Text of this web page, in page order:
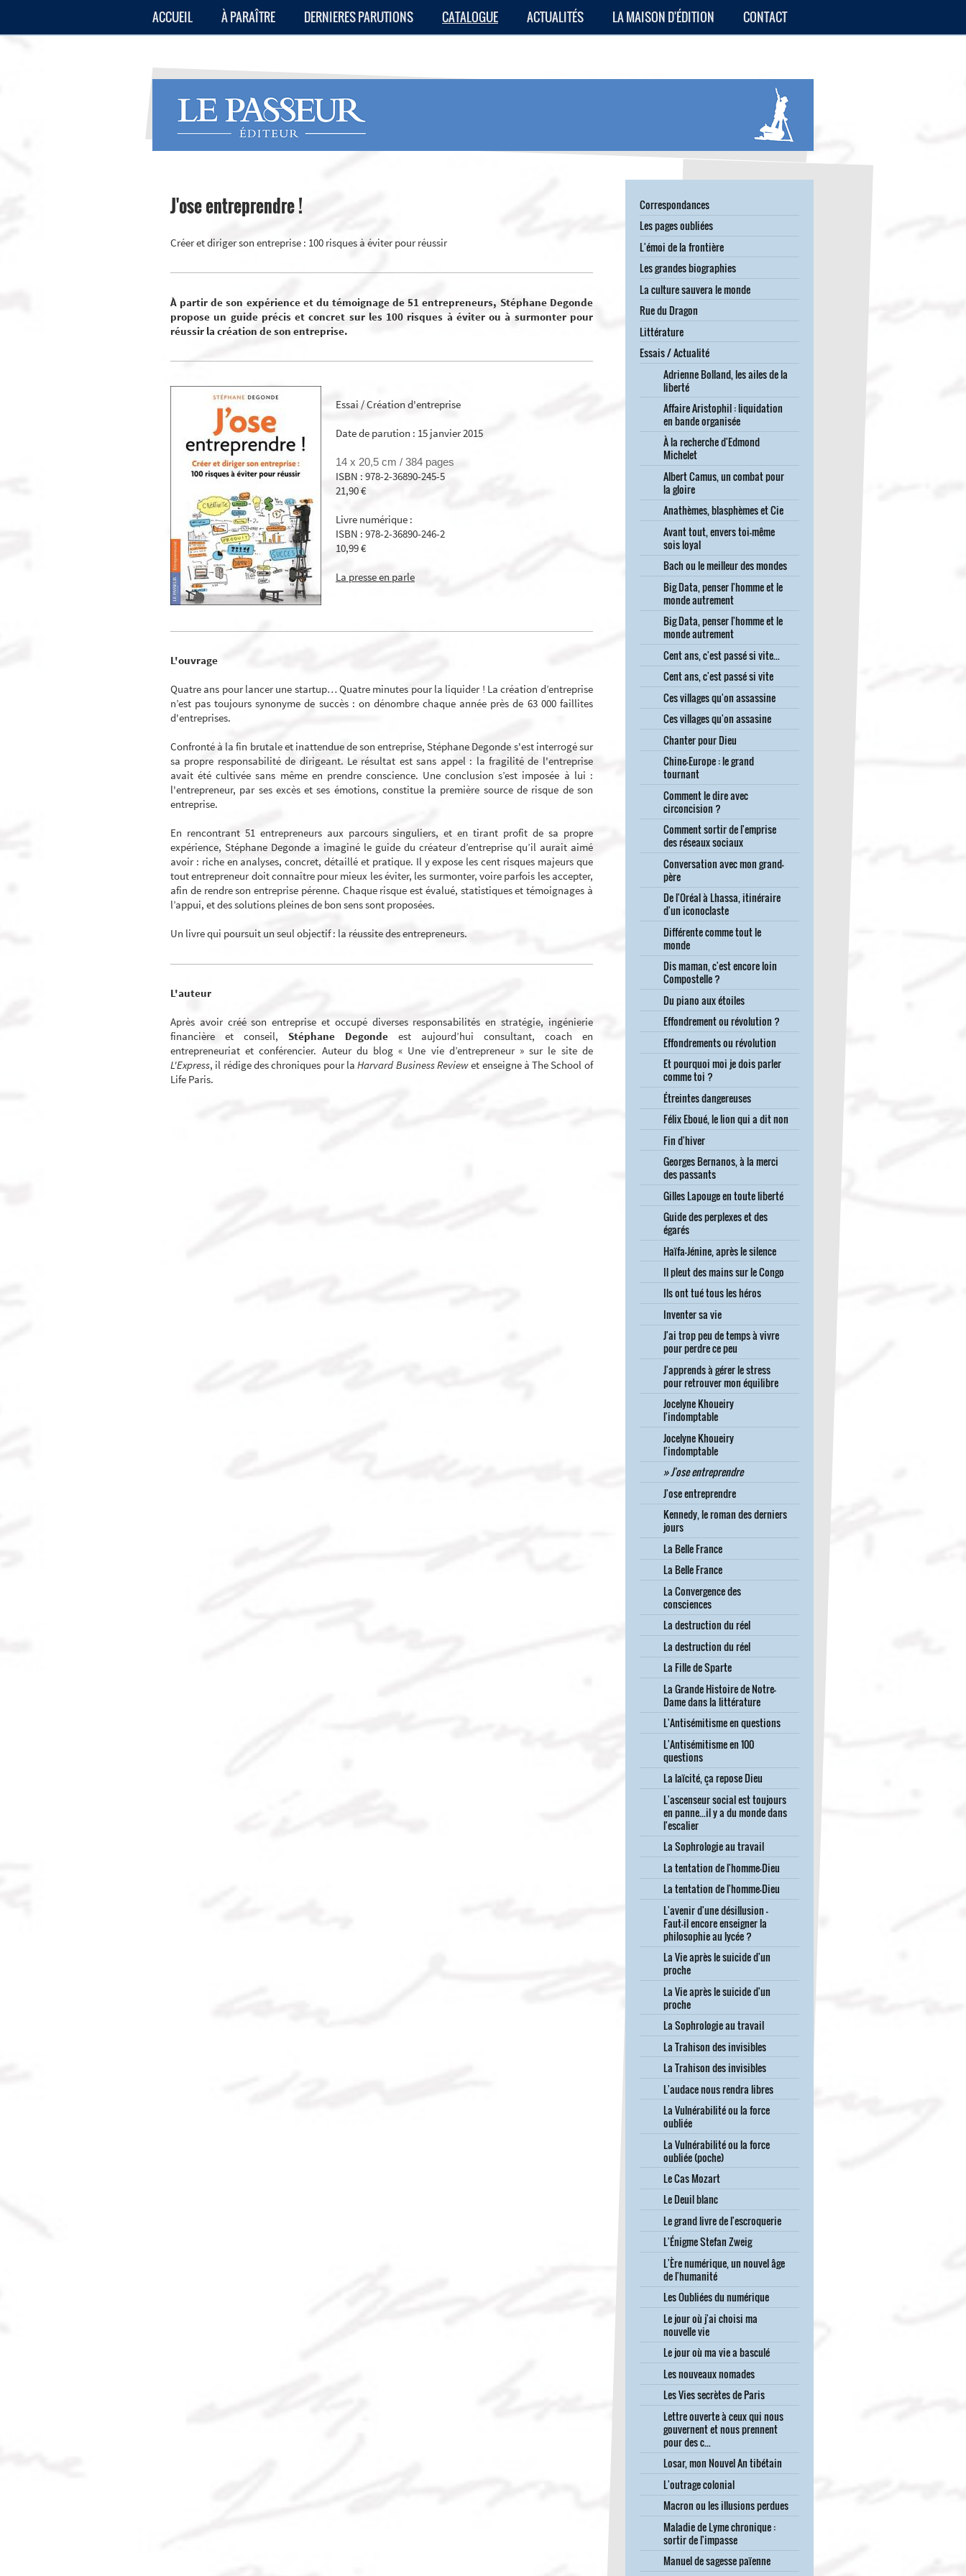
ACCUEIL À PARAÎTRE DERNIERES PARUTIONS CATALOGUE ACTUALITÉS LA MAISON D'ÉDITION CONTACT
J'ose entreprendre !
Créer et diriger son entreprise : 100 risques à éviter pour réussir
À partir de son expérience et du témoignage de 51 entrepreneurs, Stéphane Degonde
propose un guide précis et concret sur les 100 risques à éviter ou à surmonter pour
réussir la création de son entreprise.
Essai / Création d'entreprise
Date de parution : 15 janvier 2015
14 x 20,5 cm / 384 pages
ISBN : 978-2-36890-245-5
21,90 €
Livre numérique :
ISBN : 978-2-36890-246-2
10,99 €
La presse en parle
L'ouvrage
Quatre ans pour lancer une startup… Quatre minutes pour la liquider ! La création d’entreprise
n’est pas toujours synonyme de succès : on dénombre chaque année près de 63 000 faillites
d'entreprises.
Confronté à la fin brutale et inattendue de son entreprise, Stéphane Degonde s'est interrogé sur
sa propre responsabilité de dirigeant. Le résultat est sans appel : la fragilité de l'entreprise
avait été cultivée sans même en prendre conscience. Une conclusion s’est imposée à lui :
l'entrepreneur, par ses excès et ses émotions, constitue la première source de risque de son
entreprise.
En rencontrant 51 entrepreneurs aux parcours singuliers, et en tirant profit de sa propre
expérience, Stéphane Degonde a imaginé le guide du créateur d’entreprise qu’il aurait aimé
avoir : riche en analyses, concret, détaillé et pratique. Il y expose les cent risques majeurs que
tout entrepreneur doit connaître pour mieux les éviter, les surmonter, voire parfois les accepter,
afin de rendre son entreprise pérenne. Chaque risque est évalué, statistiques et témoignages à
l’appui, et des solutions pleines de bon sens sont proposées.
Un livre qui poursuit un seul objectif : la réussite des entrepreneurs.
L'auteur
Après avoir créé son entreprise et occupé diverses responsabilités en stratégie, ingénierie
financière et conseil, Stéphane Degondeest aujourd’hui consultant, coach en
entrepreneuriat et conférencier. Auteur du blog « Une vie d’entrepreneur » sur le site de
L'Express, il rédige des chroniques pour laHarvard Business Reviewet enseigne à The School of
Life Paris.
Correspondances
Les pages oubliées
L'émoi de la frontière
Les grandes biographies
La culture sauvera le monde
Rue du Dragon
Littérature
Essais / Actualité
Adrienne Bolland, les ailes de la
liberté
Affaire Aristophil : liquidation
en bande organisée
À la recherche d'Edmond
Michelet
Albert Camus, un combat pour
la gloire
Anathèmes, blasphèmes et Cie
Avant tout, envers toi-même
sois loyal
Bach ou le meilleur des mondes
Big Data, penser l'homme et le
monde autrement
Big Data, penser l'homme et le
monde autrement
Cent ans, c'est passé si vite...
Cent ans, c'est passé si vite
Ces villages qu'on assassine
Ces villages qu'on assasine
Chanter pour Dieu
Chine-Europe : le grand
tournant
Comment le dire avec
circoncision ?
Comment sortir de l'emprise
des réseaux sociaux
Conversation avec mon grand-
père
De l'Oréal à Lhassa, itinéraire
d'un iconoclaste
Différente comme tout le
monde
Dis maman, c'est encore loin
Compostelle ?
Du piano aux étoiles
Effondrement ou révolution ?
Effondrements ou révolution
Et pourquoi moi je dois parler
comme toi ?
Étreintes dangereuses
Félix Eboué, le lion qui a dit non
Fin d'hiver
Georges Bernanos, à la merci
des passants
Gilles Lapouge en toute liberté
Guide des perplexes et des
égarés
Haïfa-Jénine, après le silence
Il pleut des mains sur le Congo
Ils ont tué tous les héros
Inventer sa vie
J'ai trop peu de temps à vivre
pour perdre ce peu
J'apprends à gérer le stress
pour retrouver mon équilibre
Jocelyne Khoueiry
l'indomptable
Jocelyne Khoueiry
l'indomptable
J'ose entreprendre
J'ose entreprendre
Kennedy, le roman des derniers
jours
La Belle France
La Belle France
La Convergence des
consciences
La destruction du réel
La destruction du réel
La Fille de Sparte
La Grande Histoire de Notre-
Dame dans la littérature
L'Antisémitisme en questions
L'Antisémitisme en 100
questions
La laïcité, ça repose Dieu
L'ascenseur social est toujours
en panne...il y a du monde dans
l'escalier
La Sophrologie au travail
La tentation de l'homme-Dieu
La tentation de l'homme-Dieu
L'avenir d'une désillusion -
Faut-il encore enseigner la
philosophie au lycée ?
La Vie après le suicide d'un
proche
La Vie après le suicide d'un
proche
La Sophrologie au travail
La Trahison des invisibles
La Trahison des invisibles
L'audace nous rendra libres
La Vulnérabilité ou la force
oubliée
La Vulnérabilité ou la force
oubliée (poche)
Le Cas Mozart
Le Deuil blanc
Le grand livre de l'escroquerie
L'Énigme Stefan Zweig
L'Ère numérique, un nouvel âge
de l'humanité
Les Oubliées du numérique
Le jour où j'ai choisi ma
nouvelle vie
Le jour où ma vie a basculé
Les nouveaux nomades
Les Vies secrètes de Paris
Lettre ouverte à ceux qui nous
gouvernent et nous prennent
pour des c...
Losar, mon Nouvel An tibétain
L'outrage colonial
Macron ou les illusions perdues
Maladie de Lyme chronique :
sortir de l'impasse
Manuel de sagesse païenne